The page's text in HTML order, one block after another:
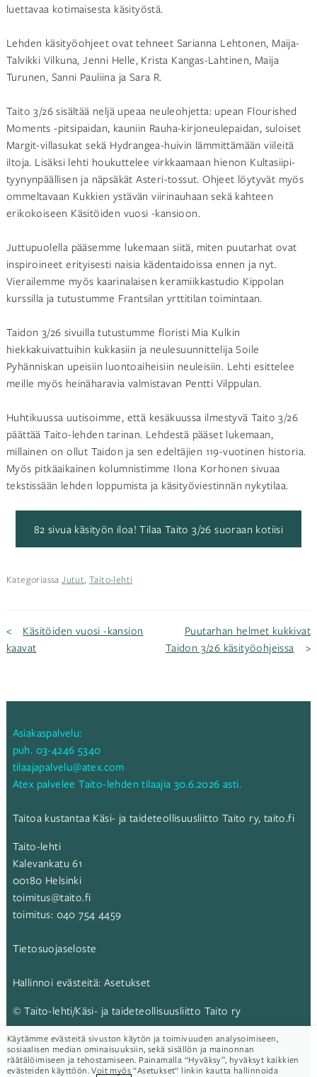
luettavaa kotimaisesta käsityöstä.
Lehden käsityöohjeet ovat tehneet Sarianna Lehtonen, Maija-
Talvikki Vilkuna, Jenni Helle, Krista Kangas-Lahtinen, Maija
Turunen, Sanni Pauliina ja Sara R.
Taito 3/26 sisältää neljä upeaa neuleohjetta: upean Flourished
Moments -pitsipaidan, kauniin Rauha-kirjoneulepaidan, suloiset
Margit-villasukat sekä Hydrangea-huivin lämmittämään viileitä
iltoja. Lisäksi lehti houkuttelee virkkaamaan hienon Kultasiipi-
tyynynpäällisen ja näpsäkät Asteri-tossut. Ohjeet löytyvät myös
ommeltavaan Kukkien ystävän viirinauhaan sekä kahteen
erikokoiseen Käsitöiden vuosi -kansioon.
Juttupuolella pääsemme lukemaan siitä, miten puutarhat ovat
inspiroineet erityisesti naisia kädentaidoissa ennen ja nyt.
Vierailemme myös kaarinalaisen keramiikkastudio Kippolan
kurssilla ja tutustumme Frantsilan yrttitilan toimintaan.
Taidon 3/26 sivuilla tutustumme floristi Mia Kulkin
hiekkakuivattuihin kukkasiin ja neulesuunnittelija Soile
Pyhänniskan upeisiin luontoaiheisiin neuleisiin. Lehti esittelee
meille myös heinäharavia valmistavan Pentti Vilppulan.
Huhtikuussa uutisoimme, että kesäkuussa ilmestyvä Taito 3/26
päättää Taito-lehden tarinan. Lehdestä pääset lukemaan,
millainen on ollut Taidon ja sen edeltäjien 119-vuotinen historia.
Myös pitkäaikainen kolumnistimme Ilona Korhonen sivuaa
tekstissään lehden loppumista ja käsityöviestinnän nykytilaa.
82 sivua käsityön iloa! Tilaa Taito 3/26 suoraan kotiisi
KategoriassaJutut, Taito-lehti
Artikkelien
Käsitöiden vuosi -kansion
kaavat
Puutarhan helmet kukkivat
Taidon 3/26 käsityöohjeissa
Asiakaspalvelu:
puh. 03-4246 5340
tilaajapalvelu@atex.com
Atex palvelee Taito-lehden tilaajia 30.6.2026 asti.
Taitoa kustantaa Käsi- ja taideteollisuusliitto Taito ry, taito.fi
Taito-lehti
Kalevankatu 61
00180 Helsinki
toimitus@taito.fi
toimitus: 040 754 4459
Tietosuojaseloste
Hallinnoi evästeitä: Asetukset
© Taito-lehti/Käsi- ja taideteollisuusliitto Taito ry
Taito-lehti:
Käytämme evästeitä sivuston käytön ja toimivuuden analysoimiseen,
sosiaalisen median ominaisuuksiin, sekä sisällön ja mainonnan
räätälöimiseen ja tehostamiseen. Painamalla “Hyväksy”, hyväksyt kaikkien
evästeiden käyttöön. Voit myös “Asetukset“ linkin kautta hallinnoida